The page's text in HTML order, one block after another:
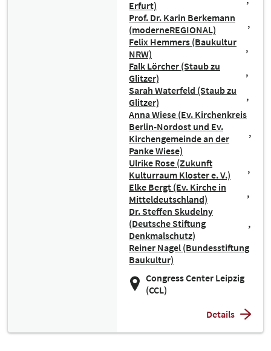
Erfurt)
Prof. Dr. Karin Berkemann
(moderneREGIONAL)
Felix Hemmers (Baukultur
NRW)
Falk Lörcher (Staub zu
Glitzer)
Sarah Waterfeld (Staub zu
Glitzer)
Anna Wiese (Ev. Kirchenkreis
Berlin-Nordost und Ev.
Kirchengemeinde an der
Panke Wiese)
Ulrike Rose (Zukunft
Kulturraum Kloster e. V.)
Elke Bergt (Ev. Kirche in
Mitteldeutschland)
Dr. Steffen Skudelny
(Deutsche Stiftung
Denkmalschutz)
Reiner Nagel (Bundesstiftung
Baukultur)
Congress Center Leipzig
(CCL)
Details